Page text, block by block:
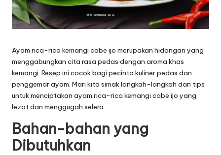
Ayam rica-rica kemangi cabe ijo merupakan hidangan yang
menggabungkan cita rasa pedas dengan aroma khas
kemangi. Resep ini cocok bagi pecinta kuliner pedas dan
penggemar ayam. Mari kita simak langkah-langkah dan tips
untuk menciptakan ayam rica-rica kemangi cabe ijo yang
lezat dan menggugah selera.
Bahan-bahan yang
Dibutuhkan